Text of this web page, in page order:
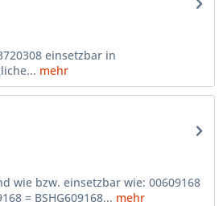
einsetzbar in
mehr
wie bzw. einsetzbar wie: 00609168
= BSHG609168... mehr